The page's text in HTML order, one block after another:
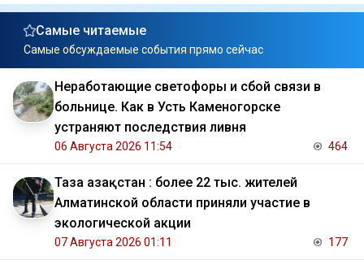
Самые читаемые
Самые обсуждаемые события прямо сейчас
Неработающие светофоры и сбой связи в
больнице. Как в Усть Каменогорске
устраняют последствия ливня
06 Августа 2026 11:54 464
Таза Қазақстан : более 22 тыс. жителей
Алматинской области приняли участие в
экологической акции
07 Августа 2026 01:11 177